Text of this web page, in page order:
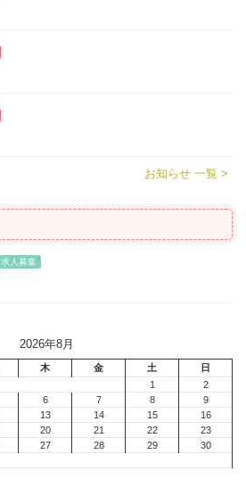
お知らせ 一覧 >
求人募集
2026年8月
木 金 土
日
1
2
6 7 8
9
13 14 15
16
20 21 22
23
27 28 29
30